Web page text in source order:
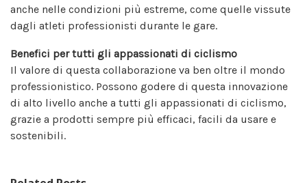
anche nelle condizioni più estreme, come quelle vissute
dagli atleti professionisti durante le gare.
Benefici per tutti gli appassionati di ciclismo
Il valore di questa collaborazione va ben oltre il mondo
professionistico. Possono godere di questa innovazione
di alto livello anche a tutti gli appassionati di ciclismo,
grazie a prodotti sempre più efficaci, facili da usare e
sostenibili.